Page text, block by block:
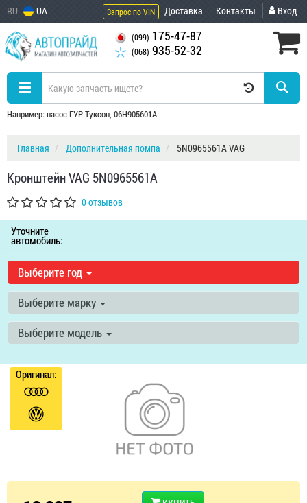
RU UA Запрос по VIN Доставка Контакты Вход
(099) 175-47-87
(068) 935-52-32
Например: насос ГУР Туксон, 06H905601A
Главная Дополнительная помпа 5N0965561A VAG
Кронштейн VAG 5N0965561A
0 отзывов
Уточните
автомобиль:
Выберите год
Выберите марку
Выберите модель
Оригинал: